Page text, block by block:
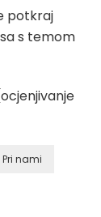
potkraj
s temom
nami